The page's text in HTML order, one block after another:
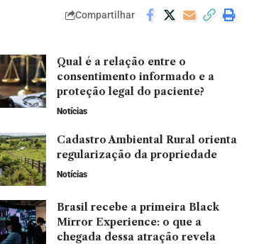
Compartilhar
Qual é a relação entre o
consentimento informado e a
proteção legal do paciente?
Notícias
Cadastro Ambiental Rural orienta
regularização da propriedade
Notícias
Brasil recebe a primeira Black
Mirror Experience: o que a
chegada dessa atração revela